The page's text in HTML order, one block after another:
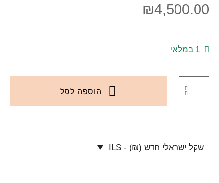
₪4,500.00
1 במלאי
הוספה לסל
שקל ישראלי חדש (₪) - ILS